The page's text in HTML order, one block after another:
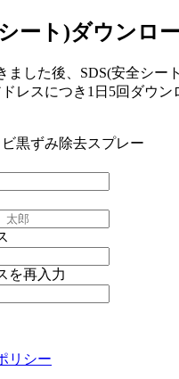
ート)ダウンロ
ました後、SDS(安全シー
レスにつき1日5回ダウ
黒ずみ除去スプレー
を再入力
リシー